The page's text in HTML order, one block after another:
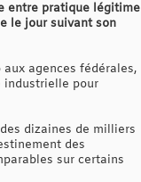
entre pratique légitime
le jour suivant son
agences fédérales,
industrielle pour
dizaines de milliers
des
sur certains